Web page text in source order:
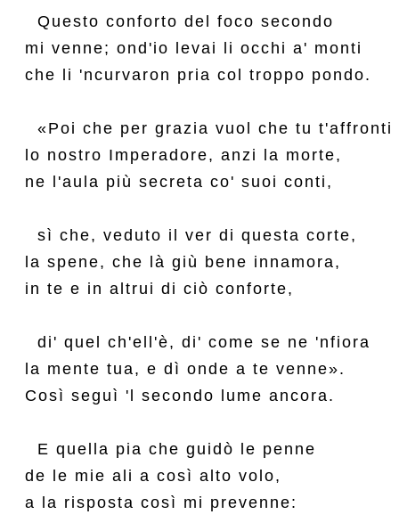
  Questo conforto del foco secondo
mi venne; ond'io levai li occhi a' monti
che li 'ncurvaron pria col troppo pondo.
  «Poi che per grazia vuol che tu t'affronti
lo nostro Imperadore, anzi la morte,
ne l'aula più secreta co' suoi conti,
  sì che, veduto il ver di questa corte,
la spene, che là giù bene innamora,
in te e in altrui di ciò conforte,
  di' quel ch'ell'è, di' come se ne 'nfiora
la mente tua, e dì onde a te venne».
Così seguì 'l secondo lume ancora.
  E quella pia che guidò le penne
de le mie ali a così alto volo,
a la risposta così mi prevenne: